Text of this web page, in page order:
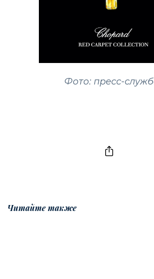
Фото: пресс-
Читайте также